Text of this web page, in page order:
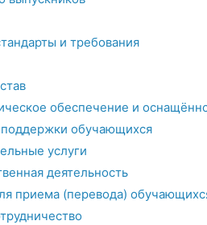
и требования
обеспечение и
обучающихся
услуги
деятельность
приема (перевода)